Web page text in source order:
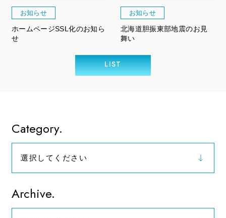
お知らせ
ホームページSSL化のお知ら
せ
お知らせ
北海道胆振東部地震のお見
舞い
LIST
Category.
選択してください
お知らせ
Archive.